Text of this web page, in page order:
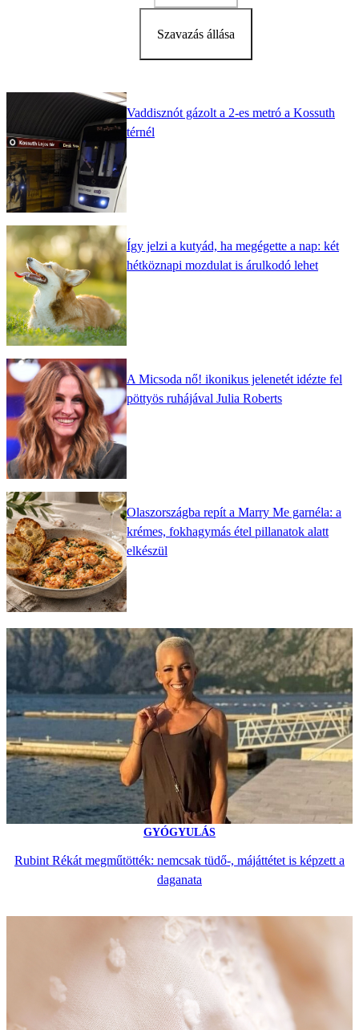
Szavazás állása
Vaddisznót gázolt a 2-es metró a Kossuth
térnél
Így jelzi a kutyád, ha megégette a nap: két
hétköznapi mozdulat is árulkodó lehet
A Micsoda nő! ikonikus jelenetét idézte fel
pöttyös ruhájával Julia Roberts
Olaszországba repít a Marry Me garnéla: a
krémes, fokhagymás étel pillanatok alatt
elkészül
GYÓGYULÁS
Rubint Rékát megműtötték: nemcsak tüdő-, májáttétet is képzett a
daganata